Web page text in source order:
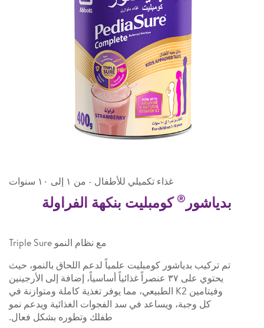
غذاء تكميلي للأطفال - من ١ إلى ١٠ سنوات
بدياشور ® كومبليت بنكهة الفراولة
مع نظام النمو Triple Sure
تم تركيب بدياشور كومبليت علمياً لدعم اللحاق بالنمو، حيث
يحتوي على ٣٧ عنصراً غذائياً أساسياً، إضافة إلى الأرجينين
وفيتامين K2 الطبيعي، مما يوفر تغذية كاملة ومتوازنة في
كل وجبة، ويساعد في سد الفجوات الغذائية ويدعم نمو
طفلك وتطوره بشكل فعال.